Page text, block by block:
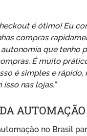
é ótimo! Eu
compras
autonomia que tenho
É muito
é simples e rápido,
isso nas lojas.”
no Brasil